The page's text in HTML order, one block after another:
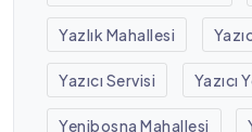
Yazlık Mahallesi
Yazıcı Servisi Yazıcı
Yenibosna Mahallesi